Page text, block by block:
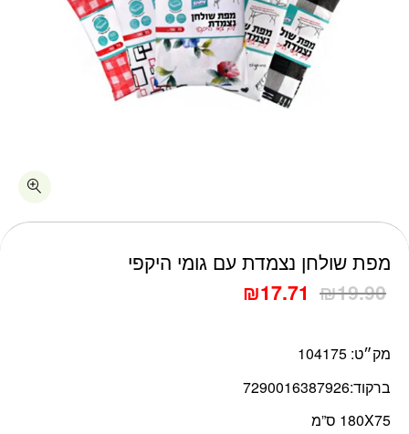
מפת שולחן נצמדת עם גומי היקפי
₪19.90
₪17.71
180X75 ס”מ
מק״ט: 104175
ברקוד:7290016387926
כמות מפת שולחן נצמדת עם גומי היקפי